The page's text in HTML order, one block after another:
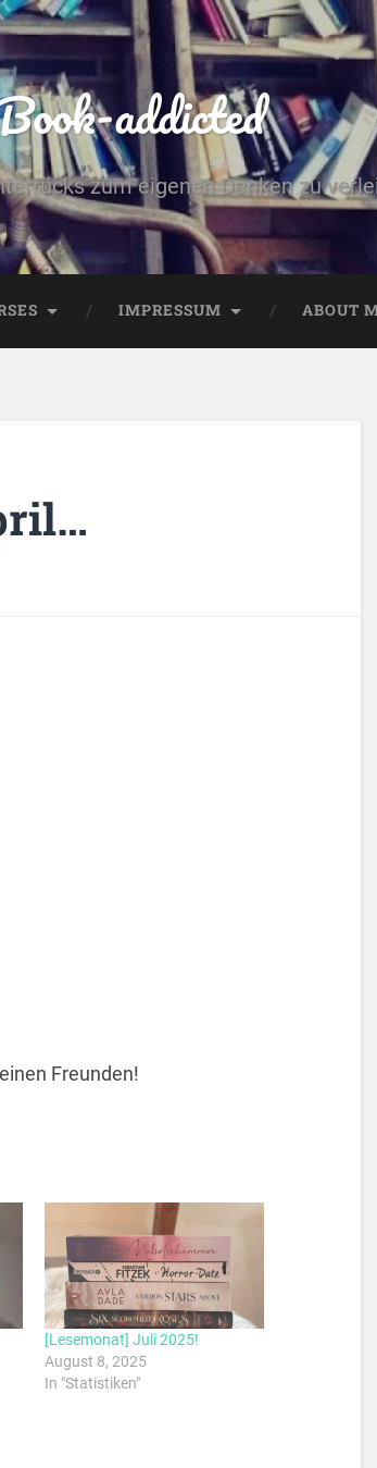
addicted
zum eigenen Denken zu
IMPRESSUM ABOUT
Freunden!
[Lesemonat] Juli 2025!
August 8, 2025
In "Statistiken"